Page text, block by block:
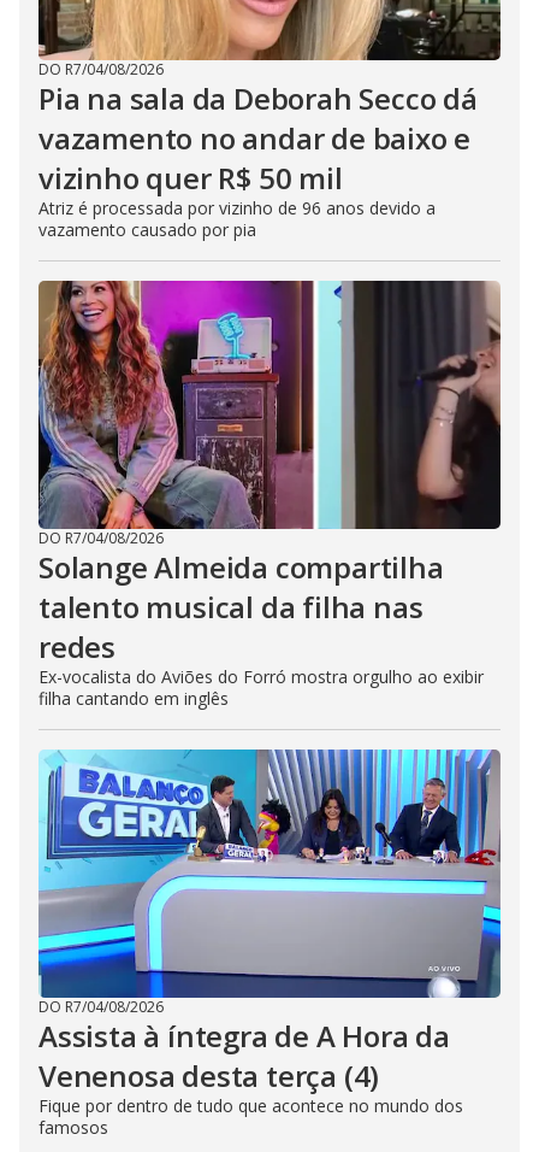
DO R7/04/08/2026
Pia na sala da Deborah Secco dá
vazamento no andar de baixo e
vizinho quer R$ 50 mil
Atriz é processada por vizinho de 96 anos devido a
vazamento causado por pia
DO R7/04/08/2026
Solange Almeida compartilha
talento musical da filha nas
redes
Ex-vocalista do Aviões do Forró mostra orgulho ao exibir
filha cantando em inglês
DO R7/04/08/2026
Assista à íntegra de A Hora da
Venenosa desta terça (4)
Fique por dentro de tudo que acontece no mundo dos
famosos